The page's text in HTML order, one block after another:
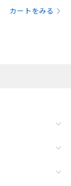
カートをみる